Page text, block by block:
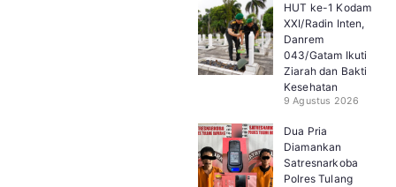
HUT ke-1 Kodam
XXI/Radin Inten,
Danrem
043/Gatam Ikuti
Ziarah dan Bakti
Kesehatan
9 Agustus 2026
Dua Pria
Diamankan
Satresnarkoba
Polres Tulang